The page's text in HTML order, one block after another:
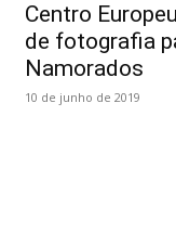
Centro
de fotografia
Namorados
10 de junho de 2019